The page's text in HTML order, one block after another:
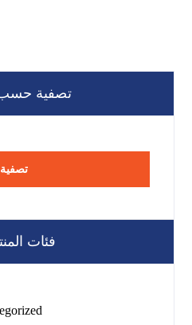
تصفية حسب
تصفية
فئات